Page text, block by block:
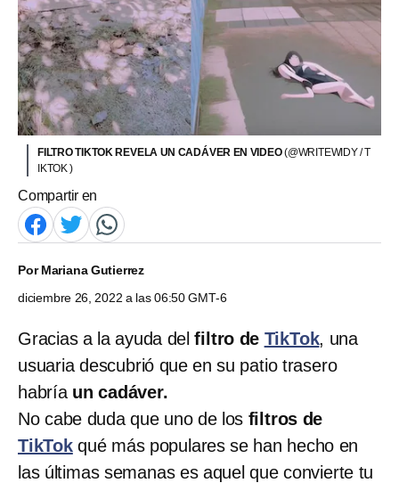
FILTRO TIKTOK REVELA UN CADÁVER EN VIDEO(@WRITEWIDY / T
IKTOK )
Compartir en
PorMariana Gutierrez
diciembre 26, 2022 a las 06:50 GMT-6
Gracias a la ayuda del filtro de TikTok, una
usuaria descubrió que en su patio trasero
habría un cadáver.
No cabe duda que uno de los filtros de
TikTok qué más populares se han hecho en
las últimas semanas es aquel que convierte tu